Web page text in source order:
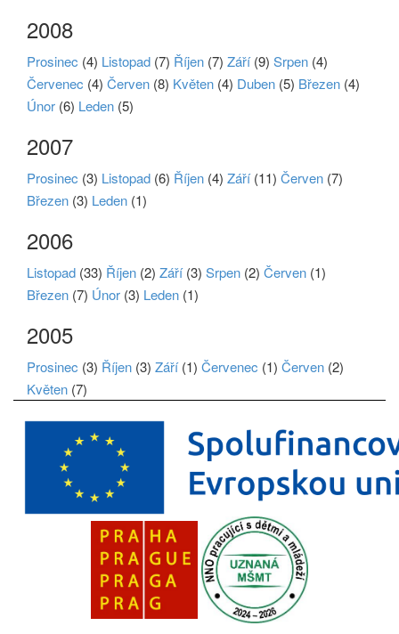
2008
Prosinec (4) Listopad (7) Říjen (7) Září(9) Srpen (4)
Červenec (4) Červen (8) Květen (4) Duben (5) Březen (4)
Únor (6) Leden (5)
2007
Prosinec (3) Listopad (6) Říjen (4) Září(11) Červen (7)
Březen (3) Leden (1)
2006
Listopad (33) Říjen (2) Září(3) Srpen (2) Červen (1)
Březen (7) Únor (3) Leden (1)
2005
Prosinec (3) Říjen (3) Září(1) Červenec (1) Červen (2)
Květen (7)